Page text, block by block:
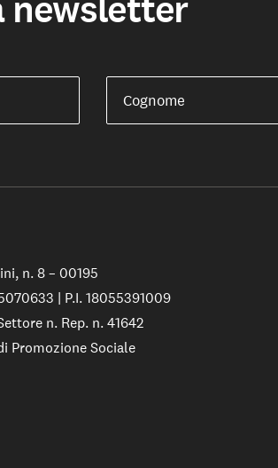
Cognome
n. 8 – 00195
| P.I. 18055391009
n. Rep. n. 41642
Promozione Sociale